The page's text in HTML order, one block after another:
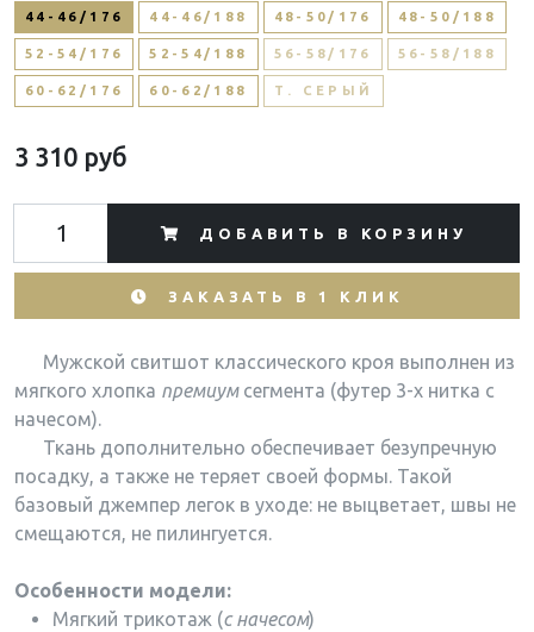
44-46/176 44-46/188 48-50/176 48-50/188
52-54/176 52-54/188 56-58/176 56-58/188
60-62/176 60-62/188 Т. СЕРЫЙ
3 310 руб
ДОБАВИТЬ В КОРЗИНУ
ЗАКАЗАТЬ В 1 КЛИК
Мужской свитшот классического кроя выполнен из
мягкого хлопка премиум сегмента (футер 3-х нитка с
начесом).
Ткань дополнительно обеспечивает безупречную
посадку, а также не теряет своей формы. Такой
базовый джемпер легок в уходе: не выцветает, швы не
смещаются, не пилингуется.
Особенности модели:
Мягкий трикотаж (с начесом)